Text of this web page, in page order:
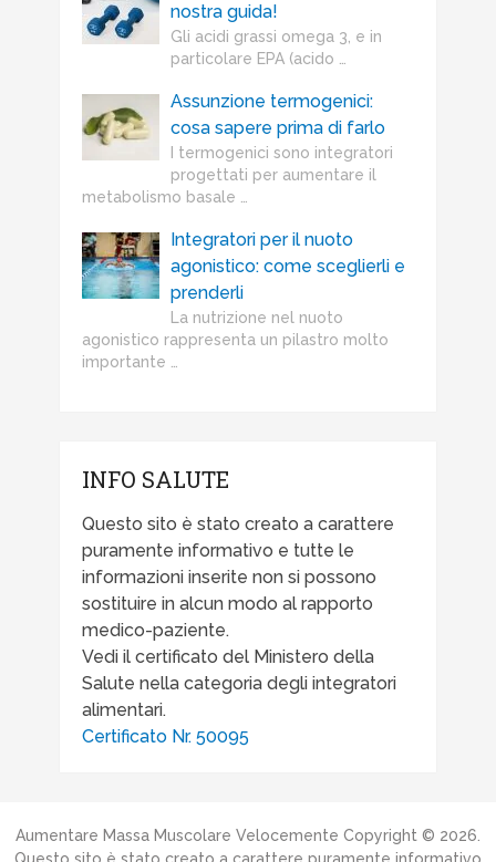
nostra guida!
Gli acidi grassi omega 3, e in
particolare EPA (acido …
Assunzione termogenici:
cosa sapere prima di farlo
I termogenici sono integratori
progettati per aumentare il
metabolismo basale …
Integratori per il nuoto
agonistico: come sceglierli e
prenderli
La nutrizione nel nuoto
agonistico rappresenta un pilastro molto
importante …
INFO SALUTE
Questo sito è stato creato a carattere
puramente informativo e tutte le
informazioni inserite non si possono
sostituire in alcun modo al rapporto
medico-paziente.
Vedi il certificato del Ministero della
Salute nella categoria degli integratori
alimentari.
Certificato Nr. 50095
Aumentare Massa Muscolare Velocemente Copyright © 2026.